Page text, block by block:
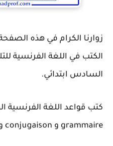
زوارنا الكرام في هذه
الكتب في اللغة الفرنسية
السادس ابتدائي.
كتب قواعد اللغة الفرنسية
grammaire و conjugaison و l'orthographe.